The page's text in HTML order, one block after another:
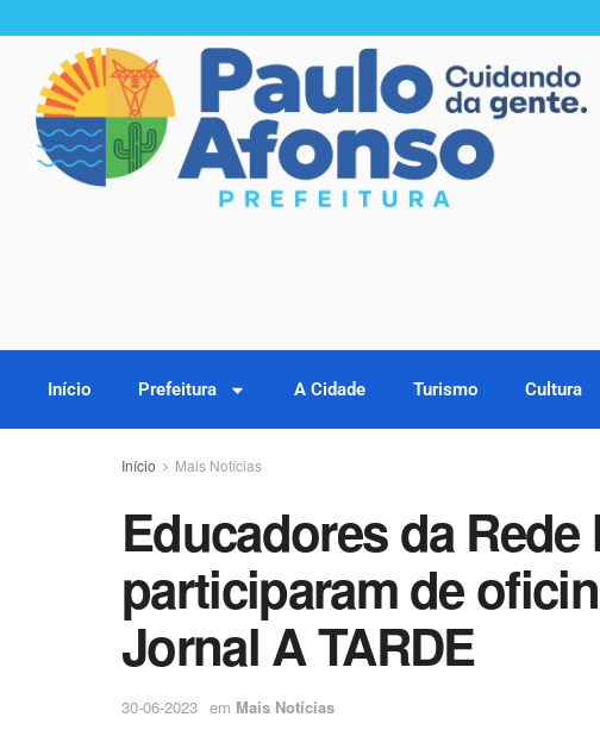
Início Prefeitura A Cidade Turismo Cultura
Início Mais Notícias
Educadores da
participaram de
Jornal A TARDE
30-06-2023 em Mais Notícias